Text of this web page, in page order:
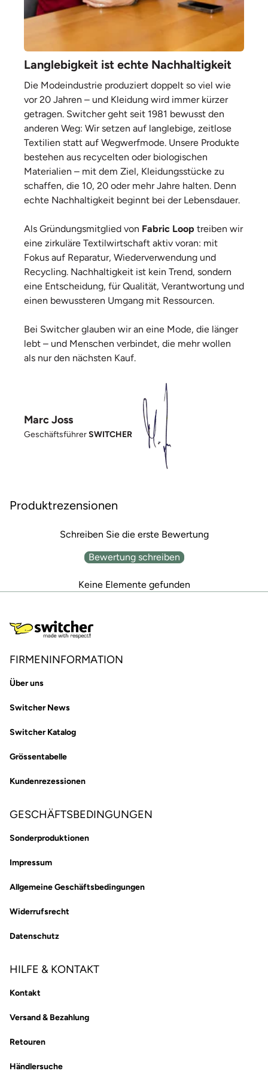
Langlebigkeit ist echte Nachhaltigkeit
Die Modeindustrie produziert doppelt so viel wie
vor 20 Jahren – und Kleidung wird immer kürzer
getragen. Switcher geht seit 1981 bewusst den
anderen Weg: Wir setzen auf langlebige, zeitlose
Textilien statt auf Wegwerfmode. Unsere Produkte
bestehen aus recycelten oder biologischen
Materialien – mit dem Ziel, Kleidungsstücke zu
schaffen, die 10, 20 oder mehr Jahre halten. Denn
echte Nachhaltigkeit beginnt bei der Lebensdauer.
Als Gründungsmitglied von Fabric Loop treiben wir
eine zirkuläre Textilwirtschaft aktiv voran: mit
Fokus auf Reparatur, Wiederverwendung und
Recycling. Nachhaltigkeit ist kein Trend, sondern
eine Entscheidung, für Qualität, Verantwortung und
einen bewussteren Umgang mit Ressourcen.
Bei Switcher glauben wir an eine Mode, die länger
lebt – und Menschen verbindet, die mehr wollen
als nur den nächsten Kauf.
Marc Joss
GeschäftsführerSWITCHER
Produktrezensionen
Schreiben Sie die erste Bewertung
Bewertung schreiben
Keine Elemente gefunden
FIRMENINFORMATION
Über uns
Switcher News
Switcher Katalog
Grössentabelle
Kundenrezessionen
GESCHÄFTSBEDINGUNGEN
Sonderproduktionen
Impressum
Allgemeine Geschäftsbedingungen
Widerrufsrecht
Datenschutz
HILFE & KONTAKT
Kontakt
Versand & Bezahlung
Retouren
Händlersuche